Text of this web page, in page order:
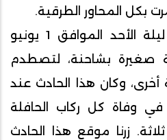
بكل المحاور الطرقية.
2 ـ في مساء السبت، ليلة الأحد الموافق 1 يونيو
صغيرة بشاحنة، لتصطدم
وكان هذا الحادث عند
تسبب في وفاة كل ركاب الحافلة
زرنا موقع هذا الحادث